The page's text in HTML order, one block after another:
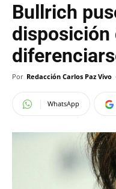
Bullrich
disposición
Por Redacción Carlos Paz Vivo
WhatsApp